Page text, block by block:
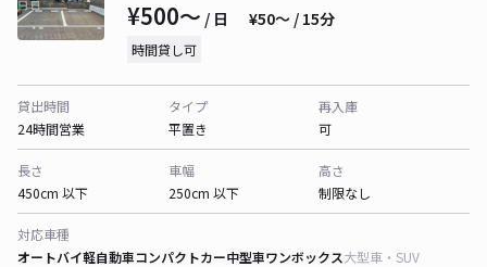
¥500〜 / 日 ¥50〜 / 15分
時間貸し可
貸出時間
24時間営業
タイプ
平置き
再入庫
可
長さ
450cm 以下
車幅
250cm 以下
高さ
制限なし
対応車種
オートバイ軽自動車コンパクトカー中型車ワンボックス大型車・SUV